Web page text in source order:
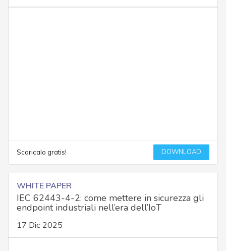
Scaricalo gratis! DOWNLOAD
WHITE PAPER
IEC 62443-4-2: come mettere in sicurezza gli
endpoint industriali nell’era dell’IoT
17 Dic 2025